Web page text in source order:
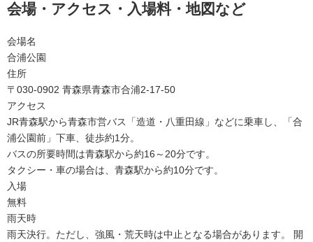
会場・アクセス・入場料・地図など
会場名
合浦公園
住所
〒030-0902 青森県青森市合浦2-17-50
アクセス
JR青森駅から青森市営バス「造道・八重田線」などに乗車し、「合
浦公園前」下車、徒歩約1分。
バスの所要時間は青森駅から約16～20分です。
タクシー・車の場合は、青森駅から約10分です。
入場
無料
雨天時
雨天決行。ただし、強風・荒天時は中止となる場合があります。 開